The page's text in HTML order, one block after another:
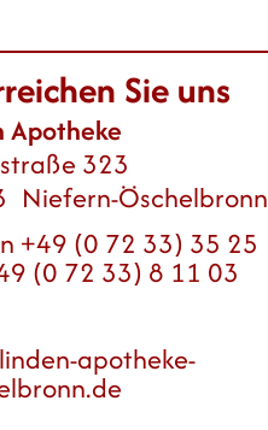
Sie uns
Apotheke
323
Niefern-Öschelbronn
+49 (0 72 33) 35 25
(0 72 33) 8 11 03
apotheke-